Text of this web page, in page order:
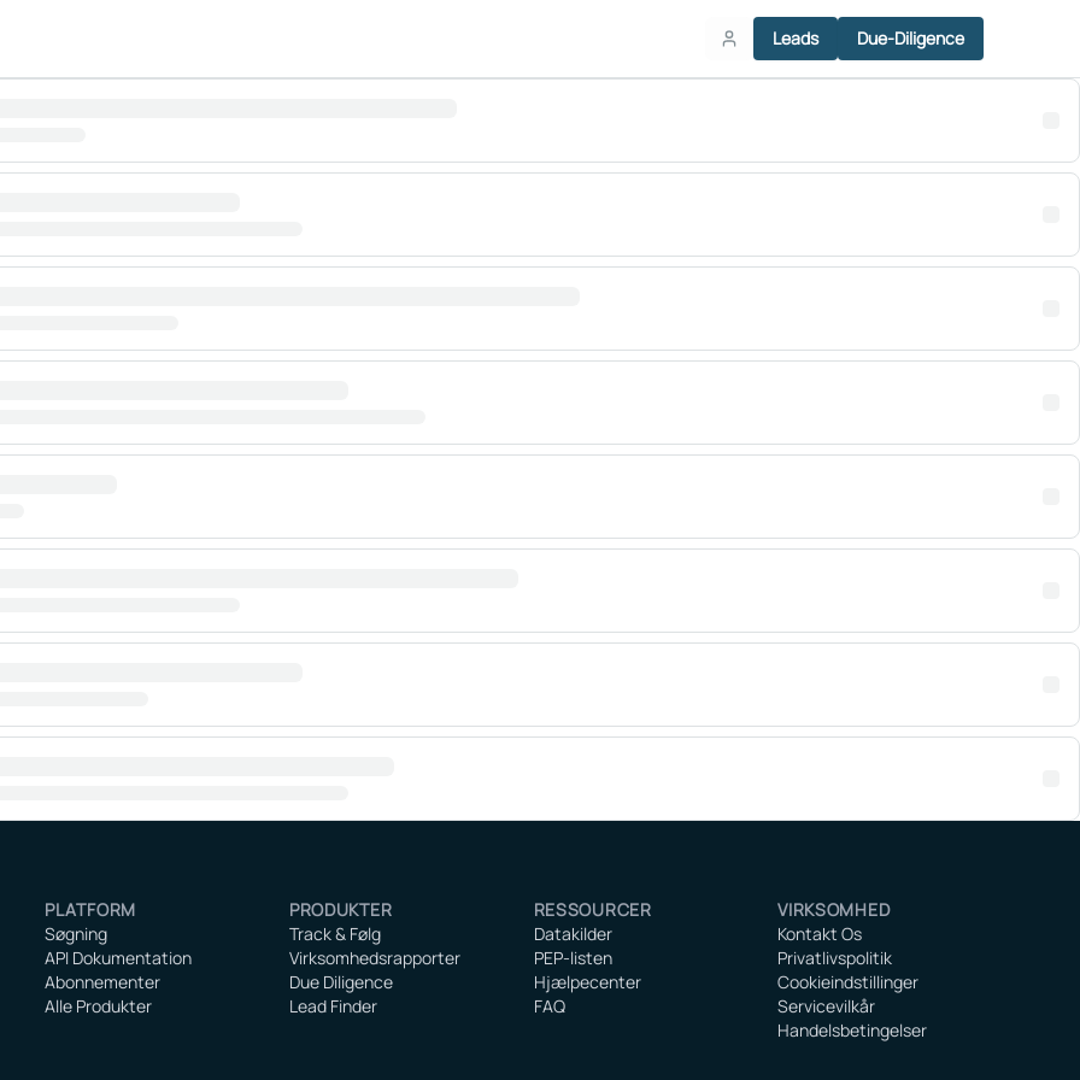
Leads Due-Diligence
PLATFORM
Søgning
API Dokumentation
Abonnementer
Alle Produkter
PRODUKTER
Track & Følg
Virksomhedsrapporter
Due Diligence
Lead Finder
RESSOURCER
Datakilder
PEP-listen
Hjælpecenter
FAQ
VIRKSOMHED
Kontakt Os
Privatlivspolitik
Cookieindstillinger
Servicevilkår
Handelsbetingelser